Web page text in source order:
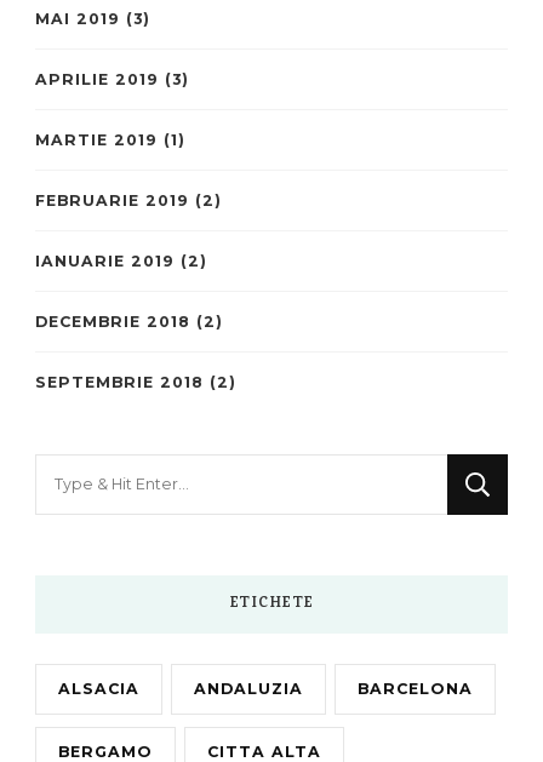
MAI 2019 (3)
APRILIE 2019 (3)
MARTIE 2019 (1)
FEBRUARIE 2019 (2)
IANUARIE 2019 (2)
DECEMBRIE 2018 (2)
SEPTEMBRIE 2018 (2)
ETICHETE
ALSACIA ANDALUZIA BARCELONA
BERGAMO CITTA ALTA